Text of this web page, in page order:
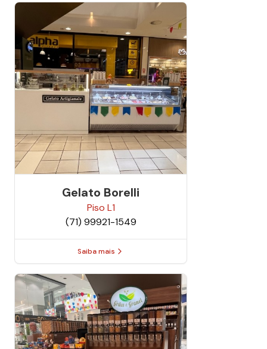
Gelato Borelli
Piso L1
(71) 99921-1549
Saiba mais